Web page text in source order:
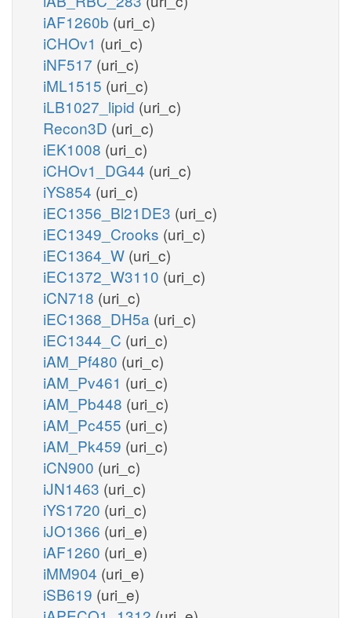
iAF1260b (uri_c)
iCHOv1 (uri_c)
iNF517 (uri_c)
iML1515 (uri_c)
iLB1027_lipid (uri_c)
Recon3D (uri_c)
iEK1008 (uri_c)
iCHOv1_DG44 (uri_c)
iYS854 (uri_c)
iEC1356_Bl21DE3 (uri_c)
iEC1349_Crooks (uri_c)
iEC1364_W (uri_c)
iEC1372_W3110 (uri_c)
iCN718 (uri_c)
iEC1368_DH5a (uri_c)
iEC1344_C (uri_c)
iAM_Pf480 (uri_c)
iAM_Pv461 (uri_c)
iAM_Pb448 (uri_c)
iAM_Pc455 (uri_c)
iAM_Pk459 (uri_c)
iCN900 (uri_c)
iJN1463 (uri_c)
iYS1720 (uri_c)
iJO1366 (uri_e)
iAF1260 (uri_e)
iMM904 (uri_e)
iSB619 (uri_e)